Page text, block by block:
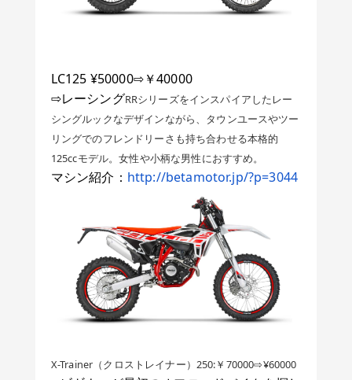
LC125 ¥50000⇨￥40000
⇨レーシングRRシリーズをインスパイアしたレー
シングルックなデザインながら、タウンユースやツー
リングでのフレンドリーさも持ち合わせる本格的
125ccモデル。女性や小柄な男性におすすめ。
マシン紹介： http://betamotor.jp/?p=3044
X-Trainer（クロストレイナー）250:￥70000⇨¥60000